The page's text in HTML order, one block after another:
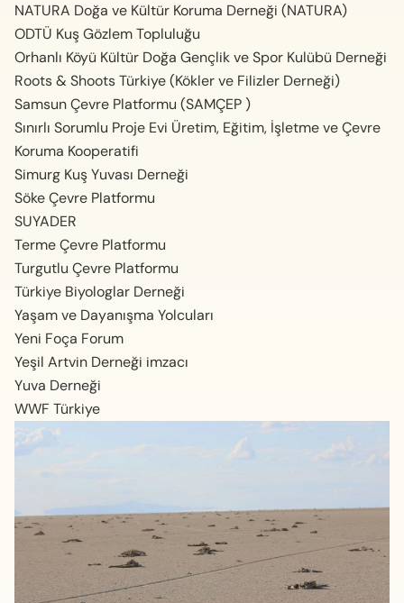
NATURA Doğa ve Kültür Koruma Derneği (NATURA)
ODTÜ Kuş Gözlem Topluluğu
Orhanlı Köyü Kültür Doğa Gençlik ve Spor Kulübü Derneği
Roots & Shoots Türkiye (Kökler ve Filizler Derneği)
Samsun Çevre Platformu (SAMÇEP )
Sınırlı Sorumlu Proje Evi Üretim, Eğitim, İşletme ve Çevre
Koruma Kooperatifi
Simurg Kuş Yuvası Derneği
Söke Çevre Platformu
SUYADER
Terme Çevre Platformu
Turgutlu Çevre Platformu
Türkiye Biyologlar Derneği
Yaşam ve Dayanışma Yolcuları
Yeni Foça Forum
Yeşil Artvin Derneği imzacı
Yuva Derneği
WWF Türkiye